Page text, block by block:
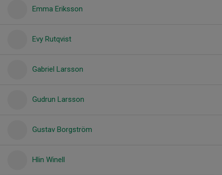
Emma Eriksson
Evy Rutqvist
Gabriel Larsson
Gudrun Larsson
Gustav Borgström
Hlin Winell